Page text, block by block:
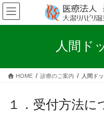
コ
ン
テ
ス
ナ
ビ
ゲ
ン
人間ド
HOME 診療のご案内 人間ド
１．受付方法に